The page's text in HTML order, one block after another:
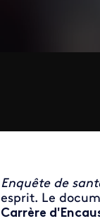
Enquête de
esprit. Le
Carrère